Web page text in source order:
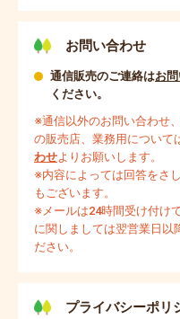
お問い合わせ
通信販売のご連絡はお
ください。
※通信以外のお問い合わせ
の販売店、業務用について
わせよりお願いします。
※内容によっては回答をさ
もございます。
※メールは24時間受け付け
に関しましては翌営業日以
ださい。
プライバシーポリ